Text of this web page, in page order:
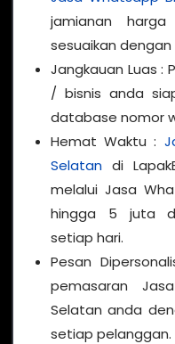
jamianan
sesuaikan
Jangkauan Luas :
/ bisnis anda
database nomor
Hemat Waktu :
Selatan di
melalui Jasa
hingga 5 juta
setiap hari.
Pesan
pemasaran
Selatan anda
setiap pelanggan.